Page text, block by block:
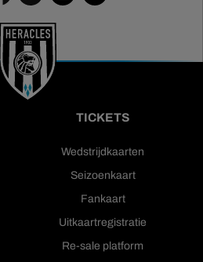
TICKETS
Wedstrijdkaarten
Seizoenkaart
Fankaart
Uitkaartregistratie
Re-sale platform